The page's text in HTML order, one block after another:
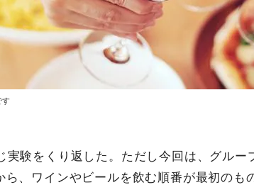
す
実験をくり返した。ただし今回は、グルー
ら、ワインやビールを飲む順番が最初のも